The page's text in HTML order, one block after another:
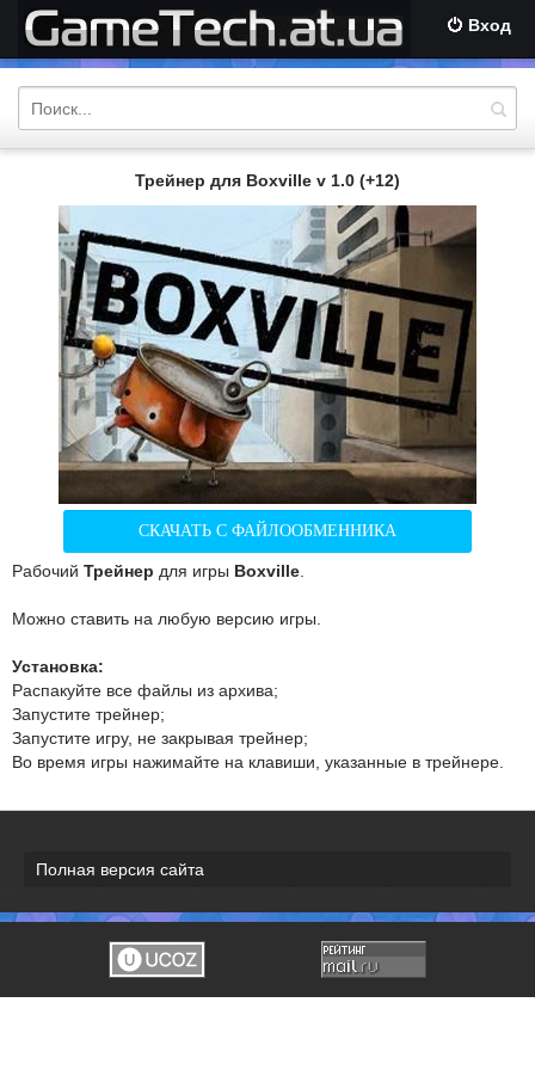
Вход
Трейнер для Boxville v 1.0 (+12)
СКАЧАТЬ С ФАЙЛООБМЕННИКА
Рабочий Трейнер для игры Boxville
Можно ставить на любую версию игры.
Установка:
Распакуйте все файлы из архива;
Запустите трейнер;
Запустите игру, не закрывая трейнер;
Во время игры нажимайте на клавиши, указанные в трейнере.
Полная версия сайта